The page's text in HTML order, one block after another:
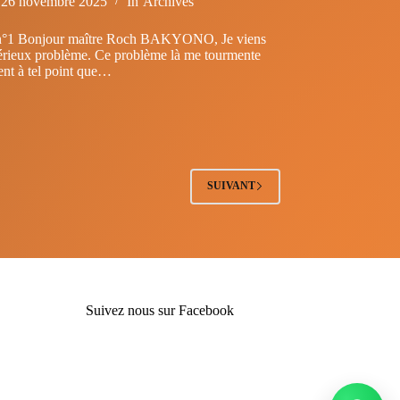
Bonjour maître Roch BAKYONO, Je viens
problème. Ce problème là me tourmente
à tel point que…
SUIVANT
Suivez nous sur Facebook